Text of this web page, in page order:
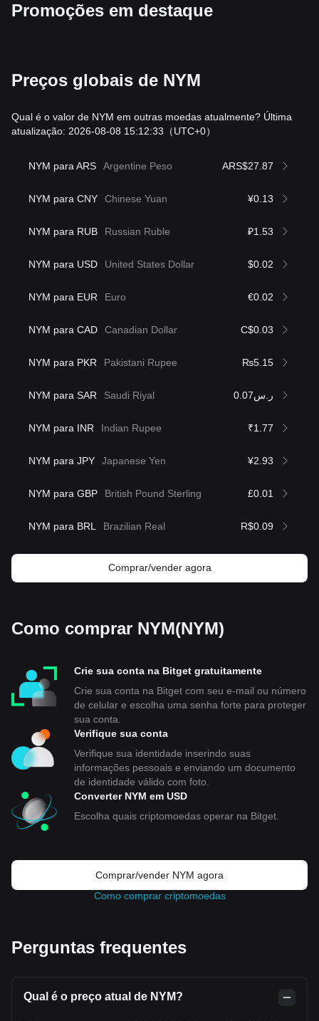
Promoções em destaque
Preços globais de NYM
Qual é o valor de NYM em outras moedas atualmente? Última
atualização: 2026-08-08 15:12:33 （UTC+0）
NYM para ARS Argentine Peso ARS$27.87
NYM para CNY Chinese Yuan ¥0.13
NYM para RUB Russian Ruble ₽1.53
NYM para USD United States Dollar $0.02
NYM para EUR Euro €0.02
NYM para CAD Canadian Dollar C$0.03
NYM para PKR Pakistani Rupee ₨5.15
NYM para SAR Saudi Riyal ر.س0.07
NYM para INR Indian Rupee ₹1.77
NYM para JPY Japanese Yen ¥2.93
NYM para GBP British Pound Sterling £0.01
NYM para BRL Brazilian Real R$0.09
Comprar/vender agora
Como comprar NYM(NYM)
Crie sua conta na Bitget gratuitamente
Crie sua conta na Bitget com seu e-mail ou número
de celular e escolha uma senha forte para proteger
sua conta.
Verifique sua conta
Verifique sua identidade inserindo suas
informações pessoais e enviando um documento
de identidade válido com foto.
Converter NYM em USD
Escolha quais criptomoedas operar na Bitget.
Comprar/vender NYM agora
Como comprar criptomoedas
Perguntas frequentes
Qual é o preço atual de NYM?